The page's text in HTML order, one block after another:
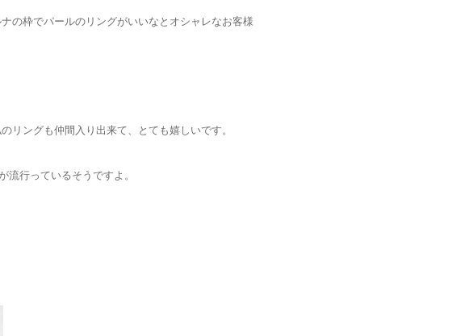
の枠でパールのリングがいいなとオシャレなお客様
リングも仲間入り出来て、とても嬉しいです。
流行っているそうですよ。